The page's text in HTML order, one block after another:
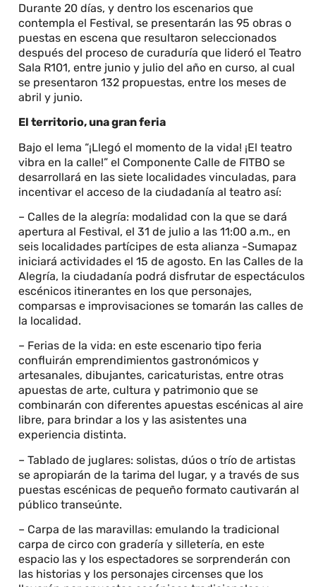
Durante 20 días, y dentro los escenarios que
contempla el Festival, se presentarán las 95 obras o
puestas en escena que resultaron seleccionados
después del proceso de curaduría que lideró el Teatro
Sala R101, entre junio y julio del año en curso, al cual
se presentaron 132 propuestas, entre los meses de
abril y junio.
El territorio, una gran feria
Bajo el lema “¡Llegó el momento de la vida! ¡El teatro
vibra en la calle!” el Componente Calle de FITBO se
desarrollará en las siete localidades vinculadas, para
incentivar el acceso de la ciudadanía al teatro así:
– Calles de la alegría: modalidad con la que se dará
apertura al Festival, el 31 de julio a las 11:00 a.m., en
seis localidades partícipes de esta alianza -Sumapaz
iniciará actividades el 15 de agosto. En las Calles de la
Alegría, la ciudadanía podrá disfrutar de espectáculos
escénicos itinerantes en los que personajes,
comparsas e improvisaciones se tomarán las calles de
la localidad.
– Ferias de la vida: en este escenario tipo feria
confluirán emprendimientos gastronómicos y
artesanales, dibujantes, caricaturistas, entre otras
apuestas de arte, cultura y patrimonio que se
combinarán con diferentes apuestas escénicas al aire
libre, para brindar a los y las asistentes una
experiencia distinta.
– Tablado de juglares: solistas, dúos o trío de artistas
se apropiarán de la tarima del lugar, y a través de sus
puestas escénicas de pequeño formato cautivarán al
público transeúnte.
– Carpa de las maravillas: emulando la tradicional
carpa de circo con gradería y silletería, en este
espacio las y los espectadores se sorprenderán con
las historias y los personajes circenses que los